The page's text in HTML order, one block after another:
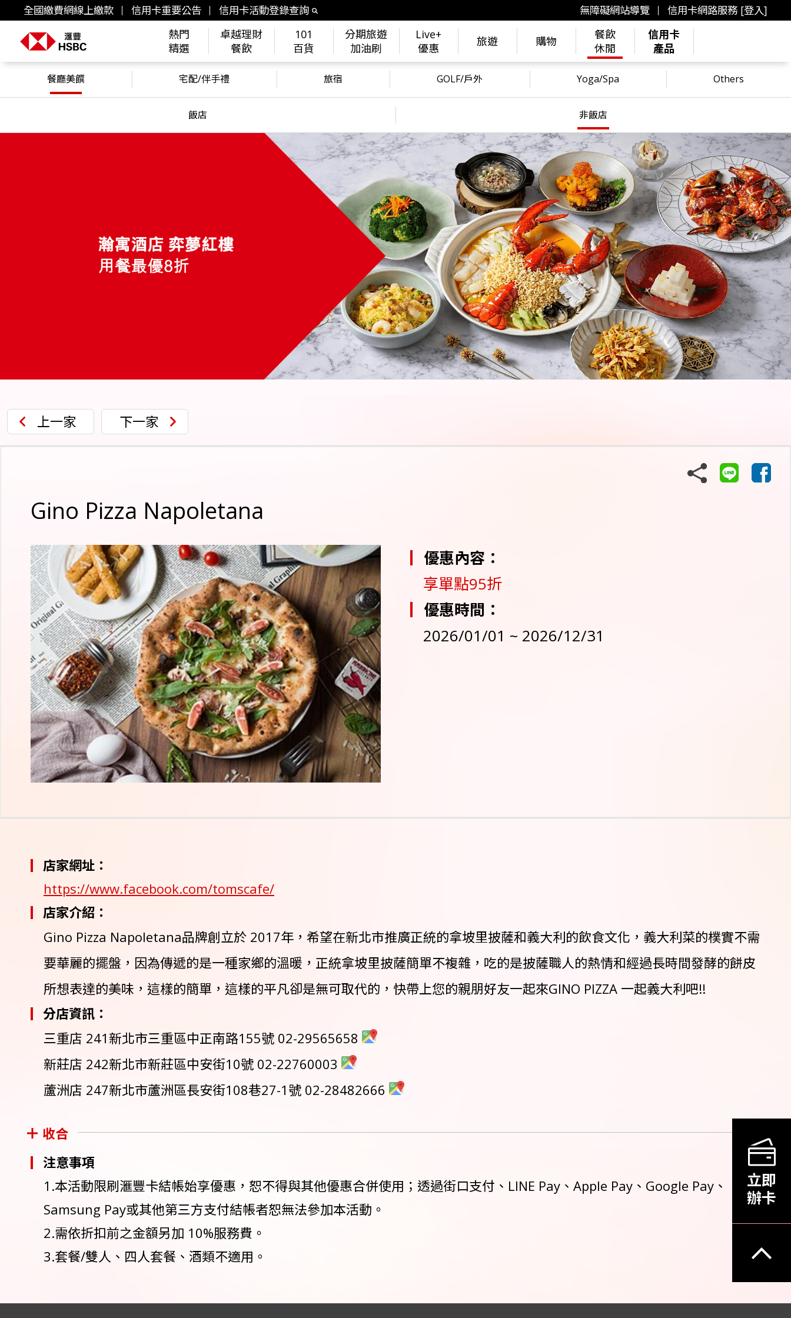
全國繳費網線上繳款 信用卡重要公告 信用卡活動登錄查詢 無障礙網站導覽
信用卡網路服務 [登入]
熱門
精選
卓越理財
餐飲
101
百貨
分期旅遊
加油刷
Live+
優惠
旅遊 購物
餐飲
休閒
信用卡
產品
餐廳美饌
飯店 非飯店
宅配/伴手禮 旅宿 GOLF/戶外 Yoga/Spa Others
上一家 下一家
Gino Pizza Napoletana
優惠內容：
享單點95折
優惠時間：
2026/01/01 ~ 2026/12/31
店家網址：
https://www.facebook.com/tomscafe/
店家介紹：
Gino Pizza Napoletana品牌創立於 2017年，希望在新北市推廣正統的拿坡里披薩和義大利的飲食文化，義大利菜的樸實不需
要華麗的擺盤，因為傳遞的是一種家鄉的溫暖，正統拿坡里披薩簡單不複雜，吃的是披薩職人的熱情和經過長時間發酵的餅皮
所想表達的美味，這樣的簡單，這樣的平凡卻是無可取代的，快帶上您的親朋好友一起來GINO PIZZA 一起義大利吧!!
分店資訊：
三重店 241新北市三重區中正南路155號 02-29565658
新莊店 242新北市新莊區中安街10號 02-22760003
蘆洲店 247新北市蘆洲區長安街108巷27-1號 02-28482666
收合
注意事項
1.本活動限刷滙豐卡結帳始享優惠，恕不得與其他優惠合併使用；透過街口支付、LINE Pay、Apple Pay、Google Pay、
Samsung Pay或其他第三方支付結帳者恕無法參加本活動。
2.需依折扣前之金額另加 10%服務費。
3.套餐/雙人、四人套餐、酒類不適用。
立即
辦卡